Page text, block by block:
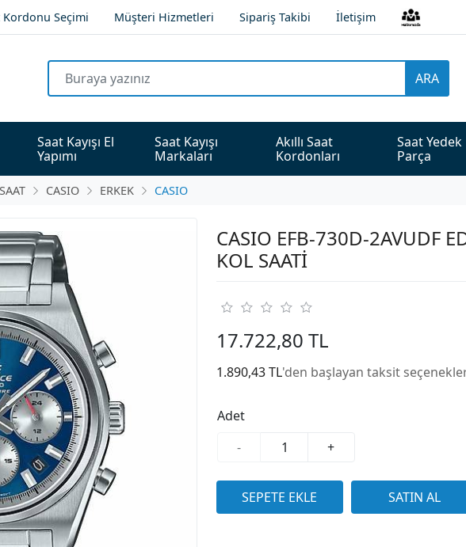
Kordonu Seçimi Müşteri Hizmetleri Sipariş Takibi İletişim
ARA
Saat Kayışı El
Yapımı
Saat Kayışı
Markaları
Akıllı Saat
Kordonları
Saat Yedek
Parça
CASIO ERKEK CASIO
CASIO EFB-730D-2AVUDF
KOL SAATİ
17.722,80 TL
1.890,43 TL'den başlayan taksit
Adet
-
+